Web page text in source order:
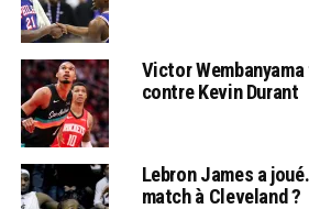
Victor
contre Kevin Durant
Lebron James a
match à Cleveland ?